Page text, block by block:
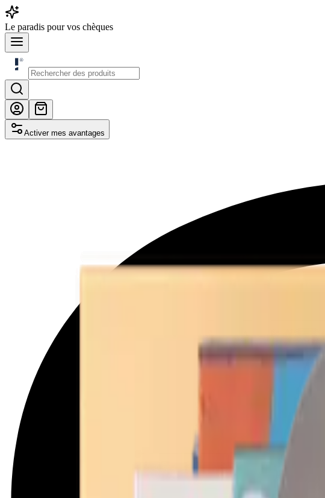
Le paradis pour vos chèques
Activer mes avantages